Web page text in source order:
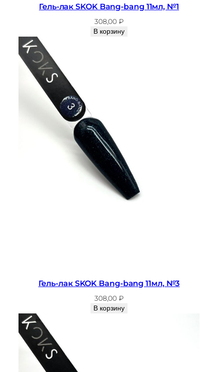
Гель-лак SKOK Bang-bang 11мл, №1
308,00₽
В корзину
Гель-лак SKOK Bang-bang 11мл, №3
308,00₽
В корзину